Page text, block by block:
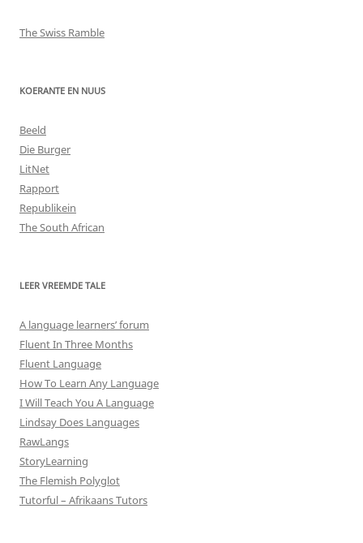
The Swiss Ramble
KOERANTE EN NUUS
Beeld
Die Burger
LitNet
Rapport
Republikein
The South African
LEER VREEMDE TALE
A language learners’ forum
Fluent In Three Months
Fluent Language
How To Learn Any Language
I Will Teach You A Language
Lindsay Does Languages
RawLangs
StoryLearning
The Flemish Polyglot
Tutorful – Afrikaans Tutors